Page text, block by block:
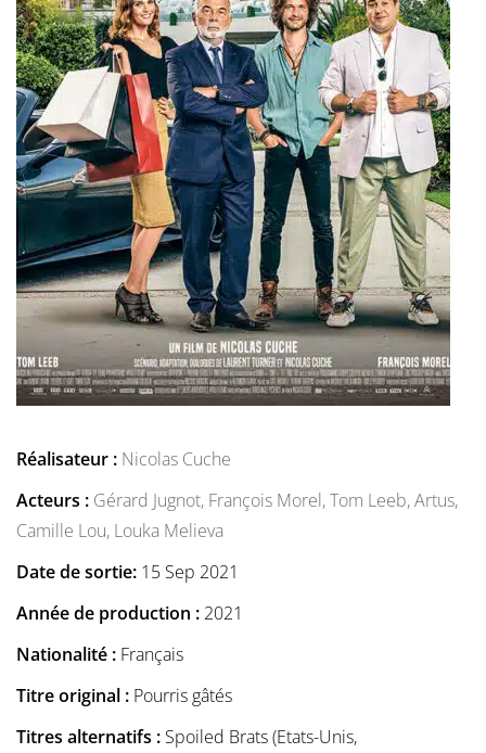
Réalisateur : Nicolas Cuche
Acteurs : Gérard Jugnot, François Morel,Tom Leeb,Artus,
Camille Lou, Louka Melieva
Date de sortie: 15 Sep 2021
Année de production : 2021
Nationalité : Français
Titre original : Pourris gâtés
Titres alternatifs : Spoiled Brats (Etats-Unis,